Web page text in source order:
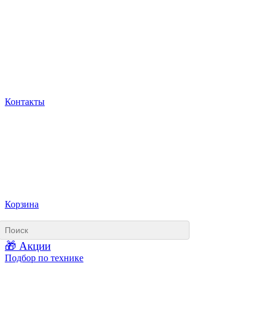
Контакты
Корзина
🎁 Акции
Подбор по технике